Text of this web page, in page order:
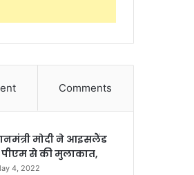
Comments
मोदी ने आइसलैंड
से की मुलाकात,
4, 2022